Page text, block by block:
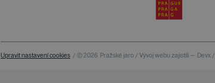
Upravit nastavení cookies / © 2026 Pražské jaro / Vývoj webu zajistili — Devx /